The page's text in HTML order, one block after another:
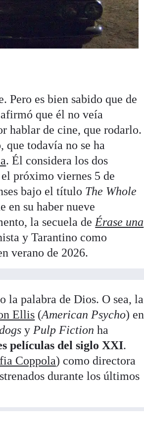
Pero es bien sabido que de
afirmó que él no veía
hablar de cine, que rodarlo.
, que todavía no se ha
. Él considera los dos
próximo viernes 5 de
bajo el título The Whole
en su haber nueve
la secuela de Érase una
y Tarantino como
verano de 2026.
la palabra de Dios. O sea, la
Ellis (American Psycho) en
y Pulp Fiction ha
películas del siglo XXI.
Coppola) como directora
durante los últimos